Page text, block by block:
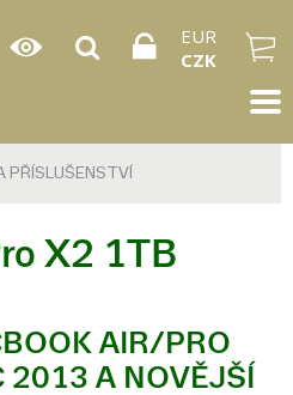
EUR
CZK
PŘÍSLUŠENSTVÍ
X2 1TB
AIR/PRO
2013 A NOVĚJŠÍ